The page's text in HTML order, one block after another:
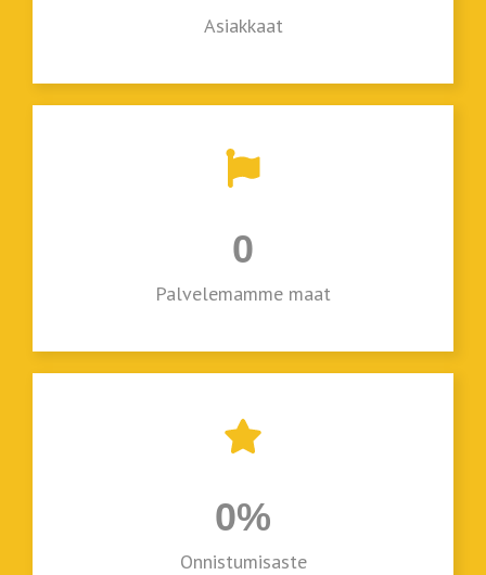
Asiakkaat
0
Palvelemamme maat
0%
Onnistumisaste